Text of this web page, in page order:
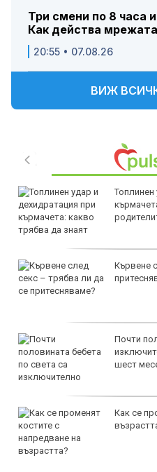
Три смени по 8 часа
Как действа
20:55 • 07.08.26
ВИЖ
Топлинен
Кървене
Почти
шест
Как се